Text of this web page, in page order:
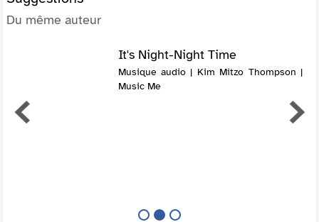
Du même auteur
It's Night-Night Time
Musique audio | Kim Mitzo Thompson |
Music Me